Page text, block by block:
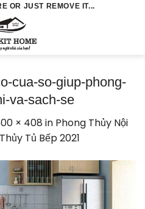
OR JUST REMOVE IT...
cua-so-giup-phong-
va-sach-se
× 408 in Phong Thủy Nội
Tủ Bếp 2021